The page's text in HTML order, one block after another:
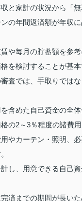
と家計の状況から「
の年間返済額が年収
や毎月の貯蓄額を参
を検討することが基本
査では、手取りでは
含めた自己資金の全体
の2～3％程度の諸費
やカーテン・照明、
し、用意できる自己
済までの期間が長い